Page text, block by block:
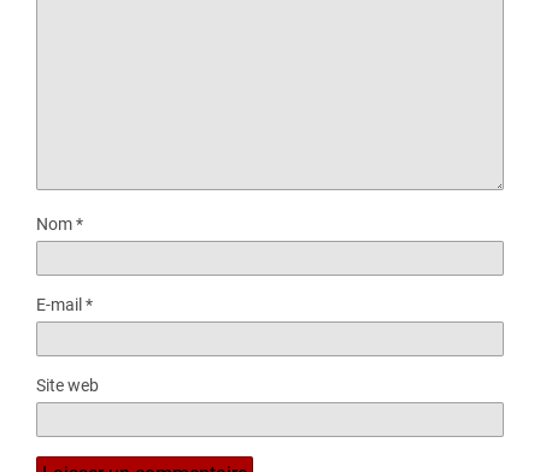
Nom*
E-mail *
Site web